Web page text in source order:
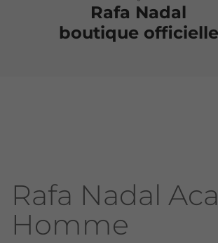
Rafa Nadal
boutique officielle
Rafa Nadal
Homme